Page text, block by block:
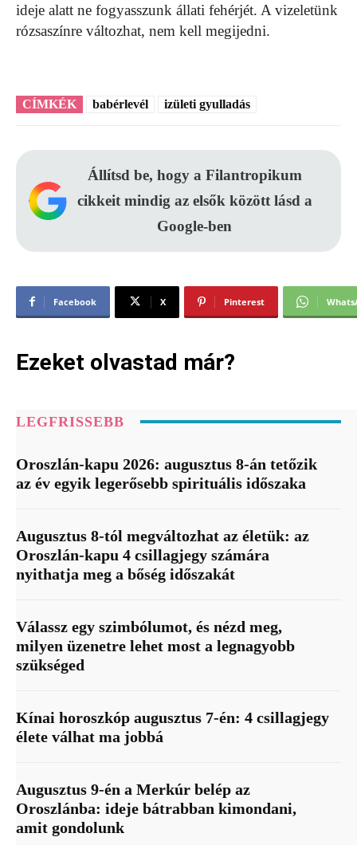
ideje alatt ne fogyasszunk állati fehérjét. A vizeletünk
rózsaszínre változhat, nem kell megijedni.
CÍMKÉK babérlevél izületi gyulladás
Állítsd be, hogy a Filantropikum
cikkeit mindig az elsők között lásd a
Google-ben
Facebook X Pinterest
Ezeket olvastad már?
LEGFRISSEBB
Oroszlán-kapu 2026: augusztus 8-án tetőzik
az év egyik legerősebb spirituális időszaka
Augusztus 8-tól megváltozhat az életük: az
Oroszlán-kapu 4 csillagjegy számára
nyithatja meg a bőség időszakát
Válassz egy szimbólumot, és nézd meg,
milyen üzenetre lehet most a legnagyobb
szükséged
Kínai horoszkóp augusztus 7-én: 4 csillagjegy
élete válhat ma jobbá
Augusztus 9-én a Merkúr belép az
Oroszlánba: ideje bátrabban kimondani,
amit gondolunk